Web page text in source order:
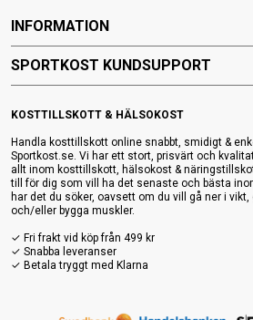
KOSTTILLSKOTT & HÄLSOKOST
Handla kosttillskott online snabbt, smidigt &
Sportkost.se. Vi har ett stort, prisvärt och
allt inom kosttillskott, hälsokost &
till för dig som vill ha det senaste och bästa
har det du söker, oavsett om du vill gå ner i vikt,
och/eller bygga muskler.
✓ Fri frakt vid köp från 499 kr
✓ Snabba leveranser
✓ Betala tryggt med Klarna
INFORMATION
SPORTKOST KUNDSUPPORT